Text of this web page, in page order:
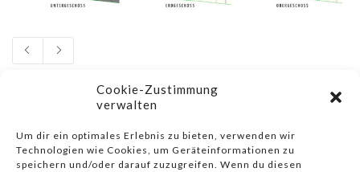
Cookie-Zustimmung
verwalten
Um dir ein optimales Erlebnis zu bieten, verwenden wir
Technologien wie Cookies, um Geräteinformationen zu
speichern und/oder darauf zuzugreifen. Wenn du diesen
© COPYRIGHT BY LIVINN | IMPRESSUM|DATENSCHUTZ
NUTZUNGSBEDINGUNGEN